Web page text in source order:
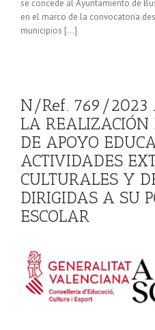
se concede al Ayuntamiento de
en el marco de la convocatoria
municipios […]
N/Ref. 769/2023
LA REALIZACIÓN
DE APOYO
ACTIVIDADES
CULTURALES Y
DIRIGIDAS A SU
ESCOLAR